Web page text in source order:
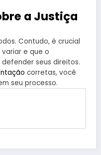
a Justiça
Contudo, é crucial
e que o
seus direitos.
corretas, você
seu processo.